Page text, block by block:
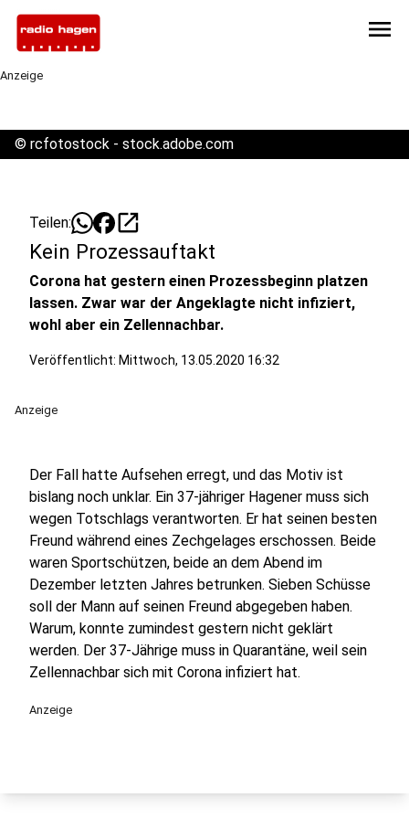
menu
Anzeige
© rcfotostock - stock.adobe.com
Teilen: open_in_new
Kein Prozessauftakt
Corona hat gestern einen Prozessbeginn platzen
lassen. Zwar war der Angeklagte nicht infiziert,
wohl aber ein Zellennachbar.
Veröffentlicht: Mittwoch, 13.05.2020 16:32
Anzeige
Der Fall hatte Aufsehen erregt, und das Motiv ist
bislang noch unklar. Ein 37-jähriger Hagener muss sich
wegen Totschlags verantworten. Er hat seinen besten
Freund während eines Zechgelages erschossen. Beide
waren Sportschützen, beide an dem Abend im
Dezember letzten Jahres betrunken. Sieben Schüsse
soll der Mann auf seinen Freund abgegeben haben.
Warum, konnte zumindest gestern nicht geklärt
werden. Der 37-Jährige muss in Quarantäne, weil sein
Zellennachbar sich mit Corona infiziert hat.
Anzeige